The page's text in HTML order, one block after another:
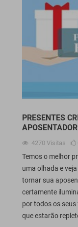
PRESENTES
4270 Visitas
Temos o melhor
uma olhada e
tornar sua
certamente
por todos os
que estarão